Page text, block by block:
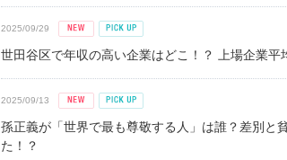
2025/09/29
世田谷区で年収の高い企業はどこ！？ 上場企業
2025/09/13
孫正義が「世界で最も尊敬する人」は誰？差別と
た！？